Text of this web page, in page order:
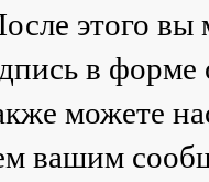
этого
в форме
можете
вашим